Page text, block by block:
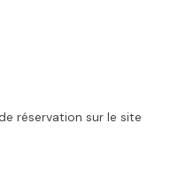
réservation sur le site